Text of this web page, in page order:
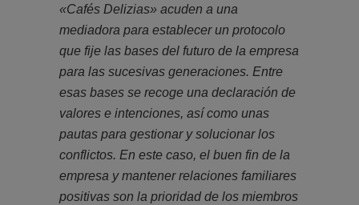
«Cafés Delizias» acuden a una
mediadora para establecer un protocolo
que fije las bases del futuro de la empresa
para las sucesivas generaciones. Entre
esas bases se recoge una declaración de
valores e intenciones, así como unas
pautas para gestionar y solucionar los
conflictos. En este caso, el buen fin de la
empresa y mantener relaciones familiares
positivas son la prioridad de los miembros